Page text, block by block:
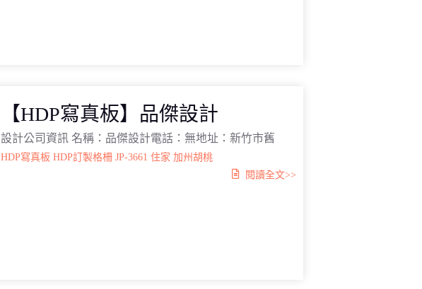
【HDP寫真板】品傑設計
設計公司資訊 名稱：品傑設計電話：無地址：新竹市舊
HDP寫真板 HDP訂製格柵 JP-3661 住家 加州胡桃
閱讀全文>>